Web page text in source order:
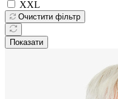
XXL
Очистити фільтр
Показати